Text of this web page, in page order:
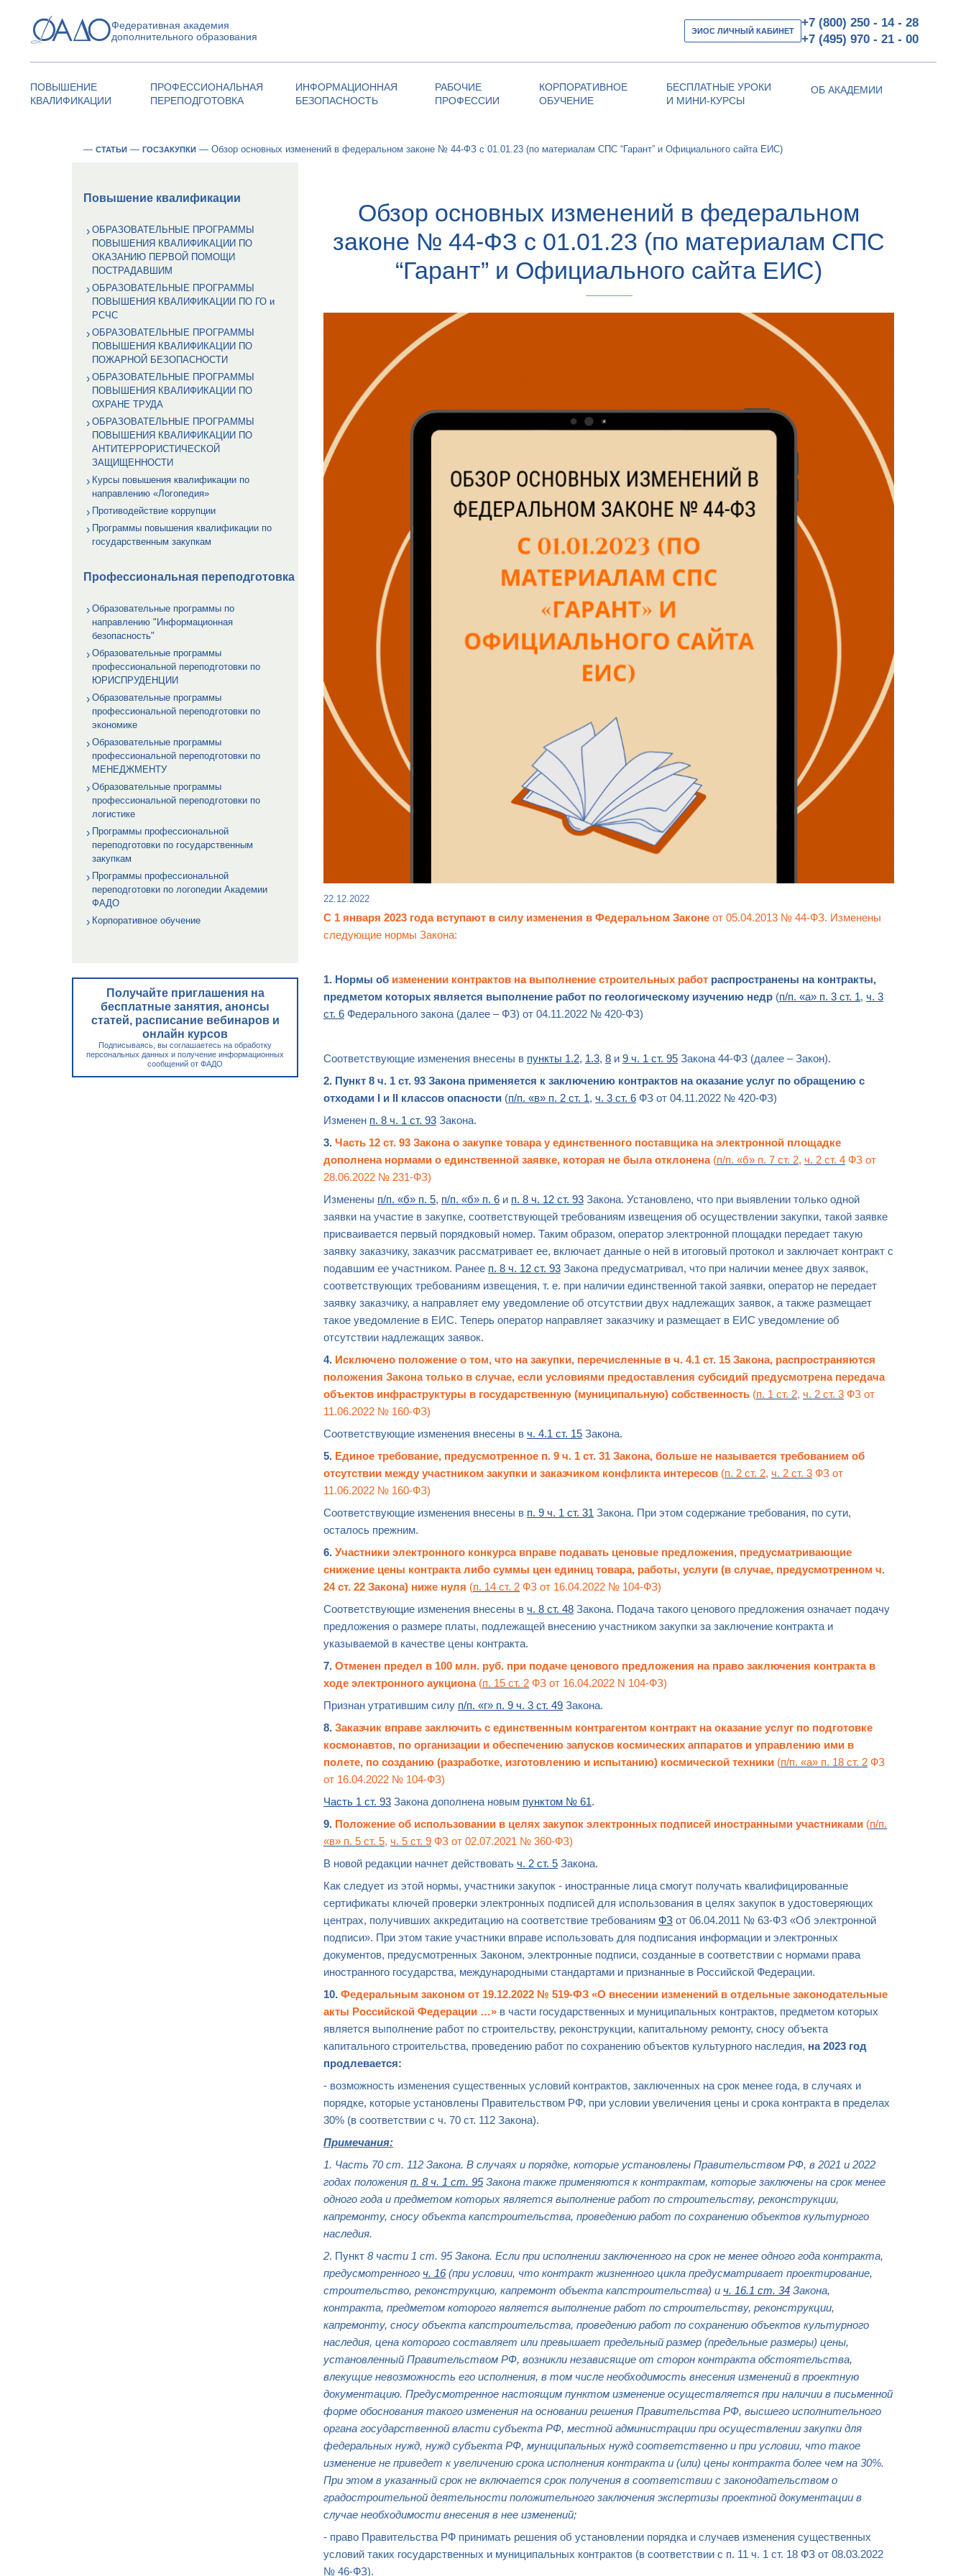
Федеративная академия
дополнительного образования
ЭИОС ЛИЧНЫЙ КАБИНЕТ
+7 (800) 250 - 14 - 28
+7 (495) 970 - 21 - 00
ПОВЫШЕНИЕ
КВАЛИФИКАЦИИ
ПРОФЕССИОНАЛЬНАЯ
ПЕРЕПОДГОТОВКА
ИНФОРМАЦИОННАЯ
БЕЗОПАСНОСТЬ
РАБОЧИЕ
ПРОФЕССИИ
КОРПОРАТИВНОЕ
ОБУЧЕНИЕ
БЕСПЛАТНЫЕ УРОКИ
И МИНИ-КУРСЫ
ОБ АКАДЕМИИ
— СТАТЬИ — ГОСЗАКУПКИ — Обзор основных изменений в федеральном законе № 44-ФЗ с 01.01.23 (по материалам СПС “Гарант” и Официального сайта ЕИС)
Повышение квалификации
ОБРАЗОВАТЕЛЬНЫЕ ПРОГРАММЫ
ПОВЫШЕНИЯ КВАЛИФИКАЦИИ ПО
ОКАЗАНИЮ ПЕРВОЙ ПОМОЩИ
ПОСТРАДАВШИМ
ОБРАЗОВАТЕЛЬНЫЕ ПРОГРАММЫ
ПОВЫШЕНИЯ КВАЛИФИКАЦИИ ПО ГО и
РСЧС
ОБРАЗОВАТЕЛЬНЫЕ ПРОГРАММЫ
ПОВЫШЕНИЯ КВАЛИФИКАЦИИ ПО
ПОЖАРНОЙ БЕЗОПАСНОСТИ
ОБРАЗОВАТЕЛЬНЫЕ ПРОГРАММЫ
ПОВЫШЕНИЯ КВАЛИФИКАЦИИ ПО
ОХРАНЕ ТРУДА
ОБРАЗОВАТЕЛЬНЫЕ ПРОГРАММЫ
ПОВЫШЕНИЯ КВАЛИФИКАЦИИ ПО
АНТИТЕРРОРИСТИЧЕСКОЙ
ЗАЩИЩЕННОСТИ
Курсы повышения квалификации по
направлению «Логопедия»
Противодействие коррупции
Программы повышения квалификации по
государственным закупкам
Профессиональная переподготовка
Образовательные программы по
направлению "Информационная
безопасность"
Образовательные программы
профессиональной переподготовки по
ЮРИСПРУДЕНЦИИ
Образовательные программы
профессиональной переподготовки по
экономике
Образовательные программы
профессиональной переподготовки по
МЕНЕДЖМЕНТУ
Образовательные программы
профессиональной переподготовки по
логистике
Программы профессиональной
переподготовки по государственным
закупкам
Программы профессиональной
переподготовки по логопедии Академии
ФАДО
Корпоративное обучение
Получайте приглашения на
бесплатные занятия, анонсы
статей, расписание вебинаров и
онлайн курсов
Подписываясь, вы соглашаетесь на обработку
персональных данных и получение информационных
сообщений от ФАДО
Обзор основных изменений в федеральном
законе № 44-ФЗ с 01.01.23 (по материалам СПС
“Гарант” и Официального сайта ЕИС)
22.12.2022
С 1 января 2023 года вступают в силу изменения в Федеральном Законе от 05.04.2013 № 44-ФЗ. Изменены
следующие нормы Закона:
1. Нормы об изменении контрактов на выполнение строительных работ распространены на контракты,
предметом которых является выполнение работ по геологическому изучению недр (п/п. «а» п. 3 ст. 1, ч. 3
ст. 6 Федерального закона (далее – ФЗ) от 04.11.2022 № 420-ФЗ)
Соответствующие изменения внесены в пункты 1.2, 1.3, 8 и 9 ч. 1 ст. 95 Закона 44-ФЗ (далее – Закон).
2. Пункт 8 ч. 1 ст. 93 Закона применяется к заключению контрактов на оказание услуг по обращению с
отходами I и II классов опасности (п/п. «в» п. 2 ст. 1, ч. 3 ст. 6 ФЗ от 04.11.2022 № 420-ФЗ)
Изменен п. 8 ч. 1 ст. 93 Закона.
3. Часть 12 ст. 93 Закона о закупке товарау единственного поставщика на электронной площадке
дополнена нормами о единственной заявке, которая не была отклонена (п/п. «б» п. 7 ст. 2, ч. 2 ст. 4 ФЗ от
28.06.2022 № 231-ФЗ)
Изменены п/п. «б» п. 5, п/п. «б» п. 6 и п. 8 ч. 12 ст. 93 Закона. Установлено, что при выявлении только одной
заявки на участие в закупке, соответствующей требованиям извещения об осуществлении закупки, такой заявке
присваивается первый порядковый номер. Таким образом, оператор электронной площадки передает такую
заявку заказчику, заказчик рассматривает ее, включает данные о ней в итоговый протокол и заключает контракт с
подавшим ее участником. Ранее п. 8 ч. 12 ст. 93 Закона предусматривал, что при наличии менее двух заявок,
соответствующих требованиям извещения, т. е. при наличии единственной такой заявки, оператор не передает
заявку заказчику, а направляет ему уведомление об отсутствии двух надлежащих заявок, а также размещает
такое уведомление в ЕИС. Теперь оператор направляет заказчику и размещает в ЕИС уведомление об
отсутствии надлежащих заявок.
4. Исключено положение о том, что на закупки, перечисленные в ч. 4.1 ст. 15 Закона, распространяются
положения Закона только в случае, если условиями предоставления субсидий предусмотрена передача
объектов инфраструктуры в государственную (муниципальную) собственность (п. 1 ст. 2, ч. 2 ст. 3 ФЗ от
11.06.2022 № 160-ФЗ)
Соответствующие изменения внесены в ч. 4.1 ст. 15 Закона.
5. Единое требование, предусмотренное п. 9 ч. 1 ст. 31 Закона, больше не называется требованием об
отсутствии между участником закупки и заказчиком конфликта интересов (п. 2 ст. 2, ч. 2 ст. 3 ФЗ от
11.06.2022 № 160-ФЗ)
Соответствующие изменения внесены в п. 9 ч. 1 ст. 31 Закона. При этом содержание требования, по сути,
осталось прежним.
6. Участники электронного конкурса вправе подавать ценовые предложения, предусматривающие
снижение цены контракталибо суммы цен единиц товара, работы, услуги (в случае, предусмотренном ч.
24 ст. 22 Закона) ниже нуля (п. 14 ст. 2 ФЗ от 16.04.2022 № 104-ФЗ)
Соответствующие изменения внесены в ч. 8 ст. 48 Закона. Подача такого ценового предложения означает подачу
предложения о размере платы, подлежащей внесению участником закупки за заключение контракта и
указываемой в качестве цены контракта.
7. Отменен предел в 100 млн. руб. при подаче ценового предложения на право заключения контракта в
ходе электронного аукциона (п. 15 ст. 2 ФЗ от 16.04.2022 N 104-ФЗ)
Признан утратившим силу п/п. «г» п. 9 ч. 3 ст. 49 Закона.
8. Заказчик вправе заключить с единственным контрагентом контракт на оказание услуг по подготовке
космонавтов, по организации и обеспечению запусков космических аппаратов и управлению ими в
полете, по созданию (разработке, изготовлению и испытанию) космической техники (п/п. «а» п. 18 ст. 2 ФЗ
от 16.04.2022 № 104-ФЗ)
Часть 1 ст. 93 Закона дополнена новым пунктом № 61.
9. Положение об использовании в целях закупок электронных подписей иностранными участниками (п/п.
«в» п. 5 ст. 5, ч. 5 ст. 9 ФЗ от 02.07.2021 № 360-ФЗ)
В новой редакции начнет действовать ч. 2 ст. 5 Закона.
Как следует из этой нормы, участники закупок - иностранные лица смогут получать квалифицированные
сертификаты ключей проверки электронных подписей для использования в целях закупок в удостоверяющих
центрах, получивших аккредитацию на соответствие требованиям ФЗ от 06.04.2011 № 63-ФЗ «Об электронной
подписи». При этом такие участники вправе использовать для подписания информации и электронных
документов, предусмотренных Законом, электронные подписи, созданные в соответствии с нормами права
иностранного государства, международными стандартами и признанные в Российской Федерации.
10. Федеральным законом от 19.12.2022 № 519-ФЗ «О внесении изменений в отдельные законодательные
акты Российской Федерации …» в части государственных и муниципальных контрактов, предметом которых
является выполнение работ по строительству, реконструкции, капитальному ремонту, сносу объекта
капитального строительства, проведению работ по сохранению объектов культурного наследия, на 2023 год
продлевается:
- возможность изменения существенных условий контрактов, заключенных на срок менее года, в случаях и
порядке, которые установлены Правительством РФ, при условии увеличения цены и срока контракта в пределах
30% (в соответствии с ч. 70 ст. 112 Закона).
Примечания:
1. Часть 70 ст. 112 Закона. В случаях и порядке, которые установлены Правительством РФ, в 2021 и 2022
годах положения п. 8 ч. 1 ст. 95Закона также применяются к контрактам, которые заключены на срок менее
одного года и предметом которых является выполнение работ по строительству, реконструкции,
капремонту, сносу объекта капстроительства, проведению работ по сохранению объектов культурного
наследия.
2. Пункт 8 части 1 ст. 95 Закона. Если при исполнении заключенного на срок не менее одного года контракта,
предусмотренного ч. 16(при условии, что контракт жизненного цикла предусматривает проектирование,
строительство, реконструкцию, капремонт объекта капстроительства) и ч. 16.1 ст. 34 Закона,
контракта, предметом которого является выполнение работ по строительству, реконструкции,
капремонту, сносу объекта капстроительства, проведению работ по сохранению объектов культурного
наследия, цена которого составляет или превышает предельный размер (предельные размеры) цены,
установленный Правительством РФ, возникли независящие от сторон контракта обстоятельства,
влекущие невозможность его исполнения, в том числе необходимость внесения изменений в проектную
документацию. Предусмотренное настоящим пунктом изменение осуществляется при наличии в письменной
форме обоснования такого изменения на основании решения Правительства РФ, высшего исполнительного
органа государственной власти субъекта РФ, местной администрации при осуществлении закупки для
федеральных нужд, нужд субъекта РФ, муниципальных нужд соответственно и при условии, что такое
изменение не приведет к увеличению срока исполнения контракта и (или) цены контракта более чем на 30%.
При этом в указанный срок не включается срок получения в соответствии с законодательством о
градостроительной деятельности положительного заключения экспертизы проектной документации в
случае необходимости внесения в нее изменений;
- право Правительства РФ принимать решения об установлении порядка и случаев изменения существенных
условий таких государственных и муниципальных контрактов (в соответствии с п. 11 ч. 1 ст. 18 ФЗ от 08.03.2022
№ 46-ФЗ).